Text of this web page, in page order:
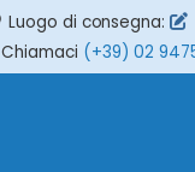
Luogo di consegna:
Chiamaci (+39) 02